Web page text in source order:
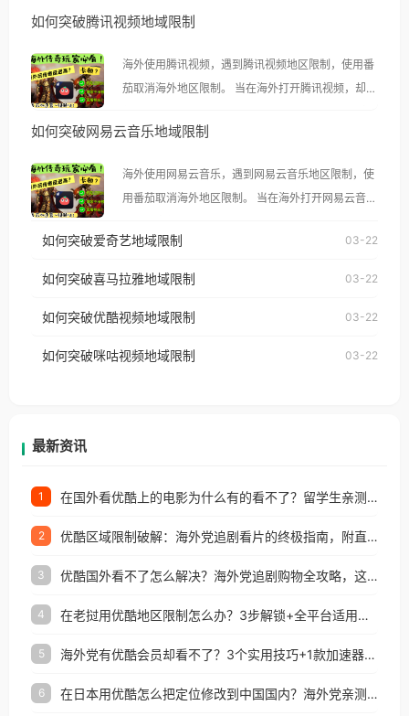
如何突破腾讯视频地域限制
海外使用腾讯视频，遇到腾讯视频地区限制，使用番
茄取消海外地区限制。 当在海外打开腾讯视频，却突
示语。 海外用户如香港、澳门、台湾、美国、加拿
像其他音乐平台一样，出现地区及版权限制问题，且
仅能在中国大陆地区播放。 遇到这个问题的朋友们，
使用番茄回国加速器，即可解决「海外用户收听腾讯
台湾、美国、加拿大、澳大利亚、欧洲等国家和地区
权限制所困扰。
如何突破网易云音乐地域限制
海外使用网易云音乐，遇到网易云音乐地区限制，使
用番茄取消海外地区限制。 当在海外打开网易云音
播放”的提示语。 海外用户如香港、澳门、台湾、美
国、加拿大、澳大利亚、欧洲等国家和地区时，网易
制问题，且仅能在中国大陆地区播放。 遇到这个问题
户收听网易云音乐地区版权限制」的问题，无论人在
如何突破爱奇艺地域限制 03-22
如何突破喜马拉雅地域限制 03-22
如何突破优酷视频地域限制 03-22
如何突破咪咕视频地域限制 03-22
最新资讯
1 在国外看优酷上的电影为什么有的看不了？留学生亲测有效的回国加速方案
2 优酷区域限制破解：海外党追剧看片的终极指南，附直播欧冠+1905电影网解决方案
3 优酷国外看不了怎么解决？海外党追剧购物全攻略，这招亲测有效！
4 在老挝用优酷地区限制怎么办？3步解锁+全平台适用的回国加速器指南
5 海外党有优酷会员却看不了？3个实用技巧+1款加速器解决追剧&金融APP难题
6 在日本用优酷怎么把定位修改到中国国内？海外党亲测有效的回国加速指南